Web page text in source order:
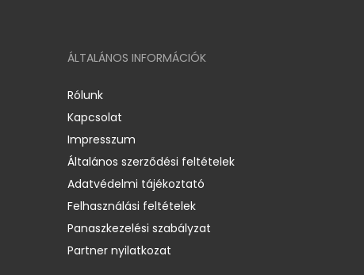
ÁLTALÁNOS INFORMÁCIÓK
Rólunk
Kapcsolat
Impresszum
Általános szerződési feltételek
Adatvédelmi tájékoztató
Felhasználási feltételek
Panaszkezelési szabályzat
Partner nyilatkozat